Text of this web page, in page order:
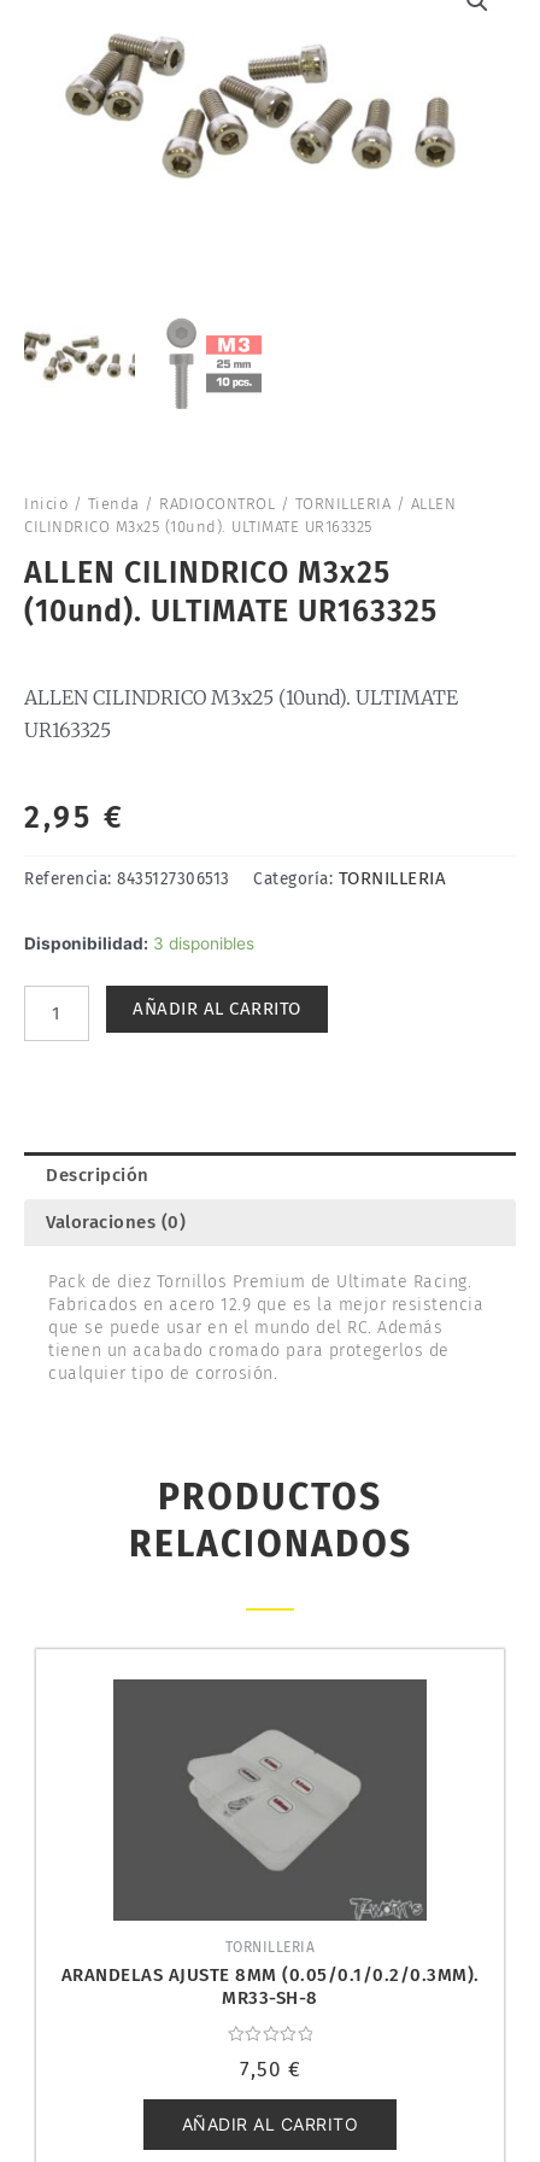
Inicio / Tienda / RADIOCONTROL / TORNILLERIA / ALLEN
CILINDRICO M3x25 (10und). ULTIMATE UR163325
ALLEN CILINDRICO M3x25
(10und). ULTIMATE UR163325
ALLEN CILINDRICO M3x25 (10und). ULTIMATE
UR163325
2,95 €
Referencia: 8435127306513 Categoría: TORNILLERIA
Disponibilidad: 3 disponibles
ALLEN
(10und).
AÑADIR AL CARRITO
Descripción
Valoraciones (0)
Pack de diez Tornillos Premium de Ultimate Racing.
Fabricados en acero 12.9 que es la mejor resistencia
que se puede usar en el mundo del RC. Además
tienen un acabado cromado para protegerlos de
cualquier tipo de corrosión.
PRODUCTOS
RELACIONADOS
TORNILLERIA
ARANDELAS AJUSTE 8MM (0.05/0.1/0.2/0.3MM).
MR33-SH-8
con
de
5
7,50 €
AÑADIR AL CARRITO